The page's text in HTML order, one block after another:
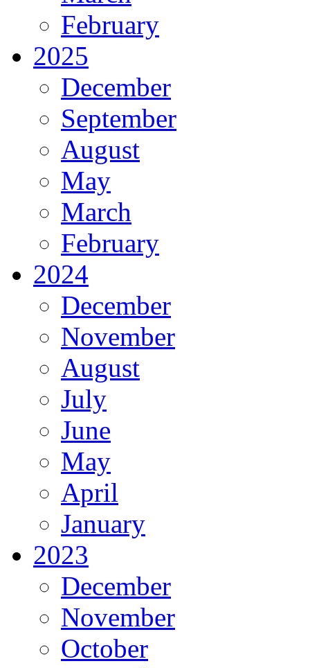
February
2025
December
September
August
May
March
February
2024
December
November
August
July
June
May
April
January
2023
December
November
October